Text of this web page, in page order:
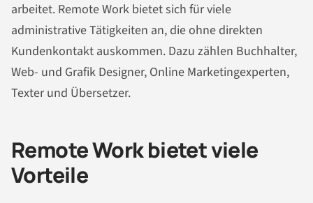
arbeitet. Remote Work bietet sich für viele
administrative Tätigkeiten an, die ohne direkten
Kundenkontakt auskommen. Dazu zählen Buchhalter,
Web- und Grafik Designer, Online Marketingexperten,
Texter und Übersetzer.
Remote Work bietet viele
Vorteile